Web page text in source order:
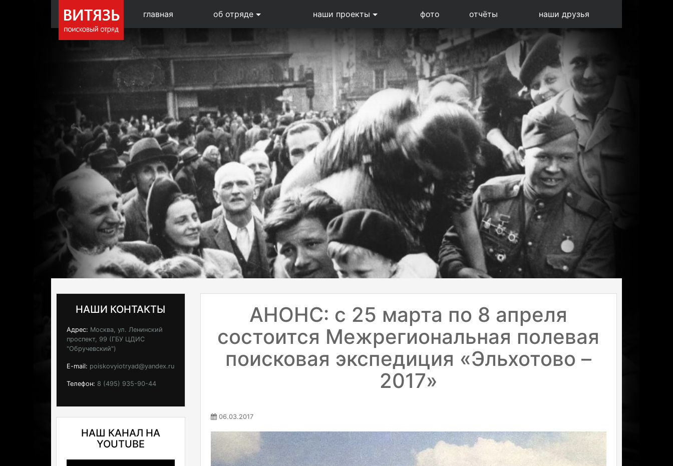
главная об отряде наши проекты фото отчёты наши друзья
НАШИ КОНТАКТЫ
Адрес: Москва, ул. Ленинский
проспект, 99 (ГБУ ЦДИС
"Обручевский")
E-mail: poiskovyiotryad@yandex.ru
Телефон: 8 (495) 935-90-44
НАШ КАНАЛ НА
YOUTUBE
АНОНС: с 25 марта по 8 апреля
состоится Межрегиональная полевая
поисковая экспедиция «Эльхотово –
2017»
06.03.2017